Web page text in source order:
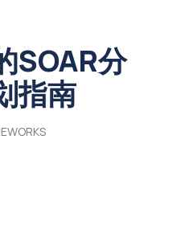
SOAR分
指南